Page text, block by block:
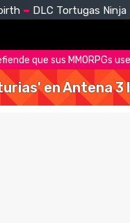
DLC Tortugas Ninja
que sus MMORPGs
en Antena